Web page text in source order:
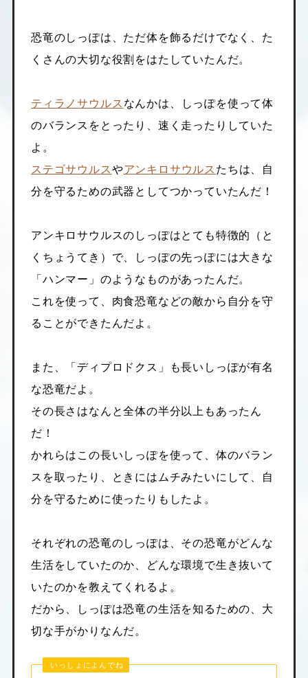
恐竜のしっぽは、ただ体を飾るだけでなく、た
くさんの大切な役割をはたしていたんだ。
ティラノサウルス なんかは、しっぽを使って体
のバランスをとったり、速く走ったりしていた
よ。
ステゴサウルスやアンキロサウルス たちは、自
分を守るための武器としてつかっていたんだ！
アンキロサウルスのしっぽはとても特徴的（と
くちょうてき）で、しっぽの先っぽには大きな
「ハンマー」のようなものがあったんだ。
これを使って、肉食恐竜などの敵から自分を守
ることができたんだよ。
また、「ディプロドクス」も長いしっぽが有名
な恐竜だよ。
その長さはなんと全体の半分以上もあったん
だ！
かれらはこの長いしっぽを使って、体のバラン
スを取ったり、ときにはムチみたいにして、自
分を守るために使ったりもしたよ。
それぞれの恐竜のしっぽは、その恐竜がどんな
生活をしていたのか、どんな環境で生き抜いて
いたのかを教えてくれるよ。
だから、しっぽは恐竜の生活を知るための、大
切な手がかりなんだ。
いっしょによんでね